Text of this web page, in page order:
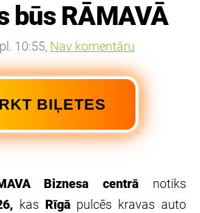
būs RĀMAVĀ
10:55, Nav komentāru
BIĻETES
Biznesa centrā notiks
kas Rīgā pulcēs kravas auto